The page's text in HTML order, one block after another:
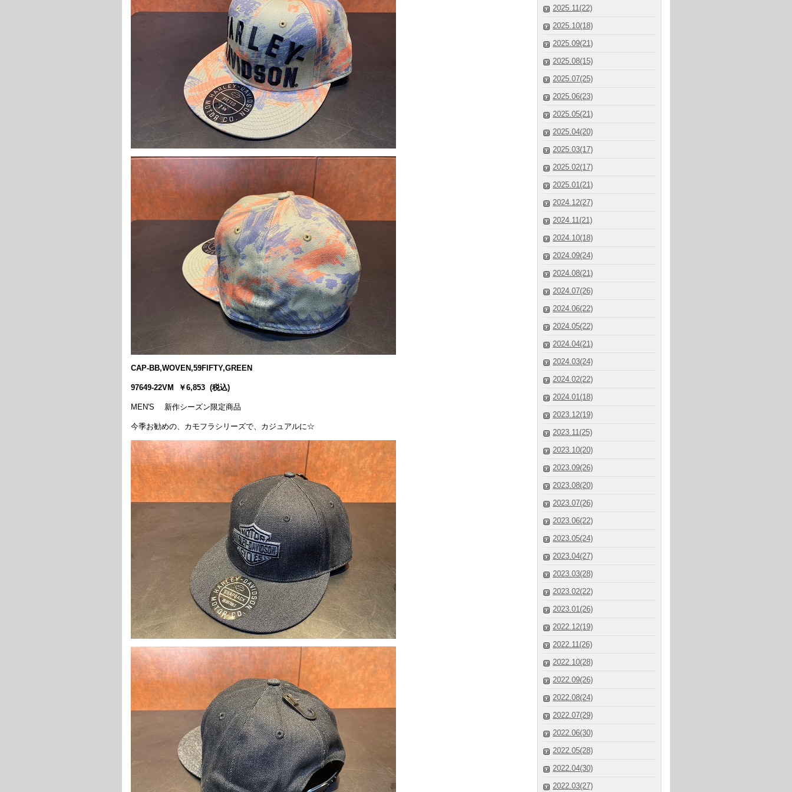
CAP-BB,WOVEN,59FIFTY,GREEN
97649-22VM ￥6,853 (税込)
MEN'S 新作シーズン限定商品
今季お勧めの、カモフラシリーズで、カジュアルに☆
2025.11(22)
2025.10(18)
2025.09(21)
2025.08(15)
2025.07(25)
2025.06(23)
2025.05(21)
2025.04(20)
2025.03(17)
2025.02(17)
2025.01(21)
2024.12(27)
2024.11(21)
2024.10(18)
2024.09(24)
2024.08(21)
2024.07(26)
2024.06(22)
2024.05(22)
2024.04(21)
2024.03(24)
2024.02(22)
2024.01(18)
2023.12(19)
2023.11(25)
2023.10(20)
2023.09(26)
2023.08(20)
2023.07(26)
2023.06(22)
2023.05(24)
2023.04(27)
2023.03(28)
2023.02(22)
2023.01(26)
2022.12(19)
2022.11(26)
2022.10(28)
2022.09(26)
2022.08(24)
2022.07(29)
2022.06(30)
2022.05(28)
2022.04(30)
2022.03(27)